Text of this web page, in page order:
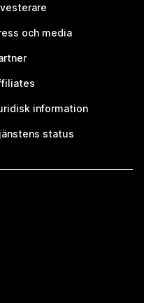
och media
information
status